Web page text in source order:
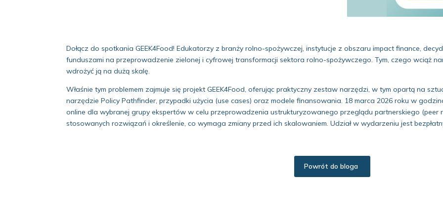
Dołącz do spotkania GEEK4Food! Edukatorzy z branży rolno-spożywczej, instytucje z obszaru impact finance,
funduszami na przeprowadzenie zielonej i cyfrowej transformacji sektora rolno-spożywczego. Tym, czego wciąż
wdrożyć ją na dużą skalę.
Właśnie tym problemem zajmuje się projekt GEEK4Food, oferując praktyczny zestaw narzędzi, w tym opartą na
narzędzie Policy Pathfinder, przypadki użycia (use cases) oraz modele finansowania. 18 marca 2026 roku w
online dla wybranej grupy ekspertów w celu przeprowadzenia ustrukturyzowanego przeglądu partnerskiego (peer
stosowanych rozwiązań i określenie, co wymaga zmiany przed ich skalowaniem. Udział w wydarzeniu jest
Powrót do bloga